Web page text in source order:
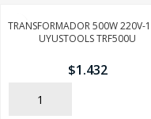
TRANSFORMADOR 500W 220V-
UYUSTOOLS TRF500U
$1.432
AÑADIR